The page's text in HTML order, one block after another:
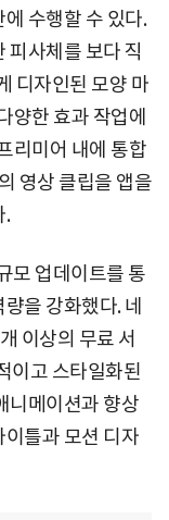
수행할 수 있다.
피사체를 보다 직
디자인된 모양 마
양한 효과 작업에
리미어 내에 통합
영상 클립을 앱을
.
모 업데이트를 통
을 강화했다. 네
이상의 무료 서
이고 스타일화된
니메이션과 향상
틀과 모션 디자